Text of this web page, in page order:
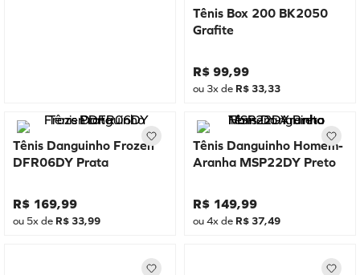
Tênis Box 200 BK2050
Grafite
R$ 99,99
ou 3x de R$ 33,33
Tênis Danguinho Frozen
DFR06DY Prata
R$ 169,99
ou 5x de R$ 33,99
Tênis Danguinho Homem-
Aranha MSP22DY Preto
R$ 149,99
ou4x de R$ 37,49